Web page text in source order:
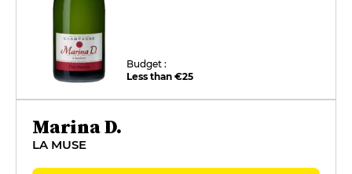
Budget :
Less than €25
Marina D.
LA MUSE